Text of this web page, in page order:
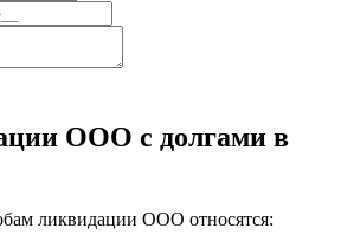
ООО с долгами в
ликвидации ООО относятся: